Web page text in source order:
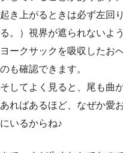
起き上がるときは必ず左回
る。）視界が遮られないよ
ヨークサックを吸収したお
のも確認できます。
そしてよく見ると、尾も曲
あればあるほど、なぜか愛
にいるからね♪